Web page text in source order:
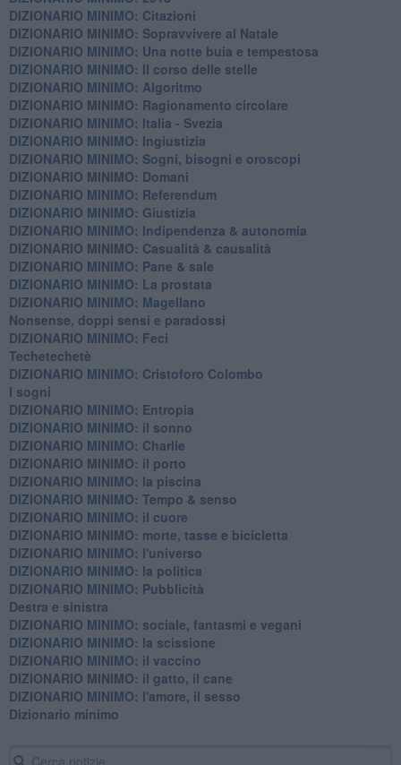
DIZIONARIO MINIMO: Citazioni
DIZIONARIO MINIMO: ​Sopravvivere al Natale
DIZIONARIO MINIMO: ​Una notte buia e tempestosa
DIZIONARIO MINIMO: Il corso delle stelle
DIZIONARIO MINIMO: Algoritmo
DIZIONARIO MINIMO: Ragionamento circolare
DIZIONARIO MINIMO: Italia - Svezia
DIZIONARIO MINIMO: ​Ingiustizia
DIZIONARIO MINIMO: ​Sogni, bisogni e oroscopi
DIZIONARIO MINIMO: Domani
DIZIONARIO MINIMO: Referendum
DIZIONARIO MINIMO: Giustizia
DIZIONARIO MINIMO: ​Indipendenza & autonomia
DIZIONARIO MINIMO: ​Casualità & causalità
​DIZIONARIO MINIMO: Pane & sale
DIZIONARIO MINIMO: La prostata
​DIZIONARIO MINIMO: Magellano
Nonsense, doppi sensi e paradossi
DIZIONARIO MINIMO: Feci
Techetechetè
DIZIONARIO MINIMO: Cristoforo Colombo
I sogni
DIZIONARIO MINIMO: Entropia
DIZIONARIO MINIMO: il sonno
DIZIONARIO MINIMO: Charlie
DIZIONARIO MINIMO: il porto
DIZIONARIO MINIMO: la piscina
DIZIONARIO MINIMO: Tempo & senso
DIZIONARIO MINIMO: il cuore
DIZIONARIO MINIMO: morte, tasse e bicicletta
DIZIONARIO MINIMO: l'universo
DIZIONARIO MINIMO: la politica
DIZIONARIO MINIMO: Pubblicità
Destra e sinistra
DIZIONARIO MINIMO: sociale, fantasmi e vegani
DIZIONARIO MINIMO: la scissione
DIZIONARIO MINIMO: il vaccino
DIZIONARIO MINIMO: il gatto, il cane
DIZIONARIO MINIMO: l'amore, il sesso
Dizionario minimo